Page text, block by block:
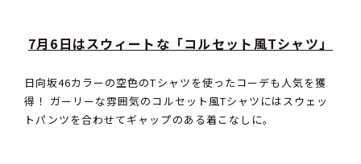
7月6日はスウィートな「コルセット風Tシャツ」
日向坂46カラーの空色のTシャツを使ったコーデも人気を獲
得！ ガーリーな雰囲気のコルセット風Tシャツにはスウェッ
トパンツを合わせてギャップのある着こなしに。